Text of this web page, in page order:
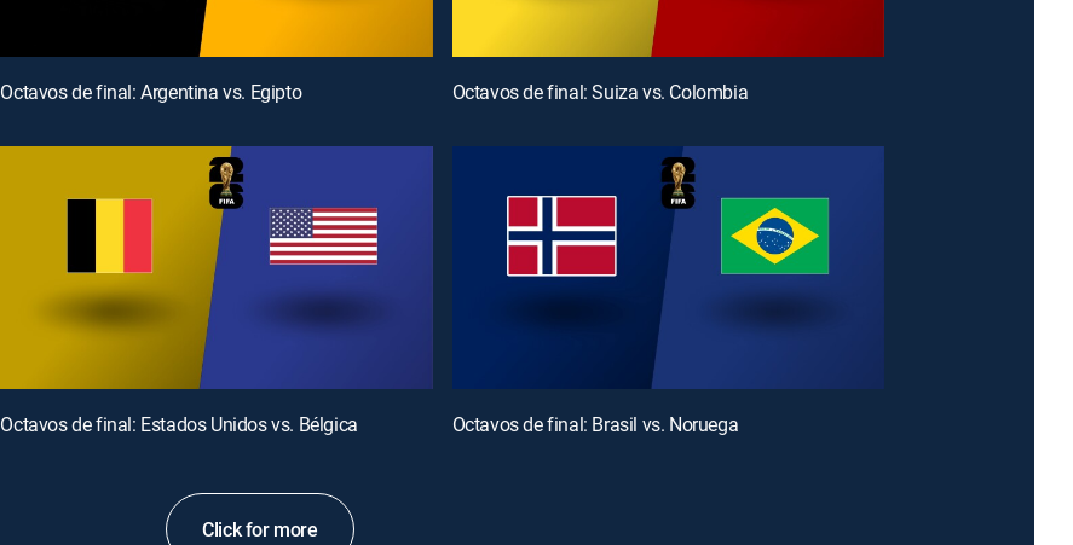
Octavos de final: Argentina vs. Egipto Octavos de final: Suiza vs. Colombia
Octavos de final: Estados Unidos vs. Bélgica Octavos de final: Brasil vs. Noruega
Click for more